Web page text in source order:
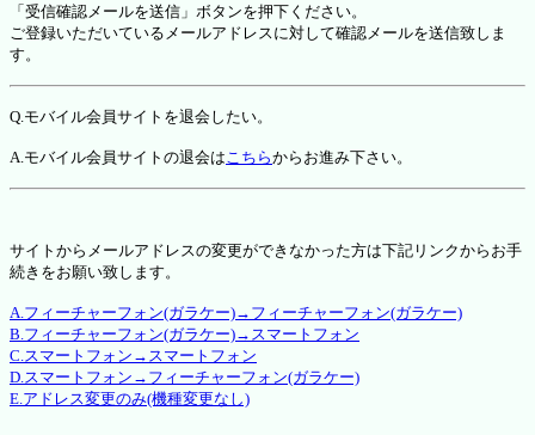
「受信確認メールを送信」ボタンを押下ください。
ご登録いただいているメールアドレスに対して確認メールを送信致しま
す。
Q.モバイル会員サイトを退会したい。
A.モバイル会員サイトの退会はこちらからお進み下さい。
サイトからメールアドレスの変更ができなかった方は下記リンクからお手
続きをお願い致します。
A.フィーチャーフォン(ガラケー)→フィーチャーフォン(ガラケー)
B.フィーチャーフォン(ガラケー)→スマートフォン
C.スマートフォン→スマートフォン
D.スマートフォン→フィーチャーフォン(ガラケー)
E.アドレス変更のみ(機種変更なし)